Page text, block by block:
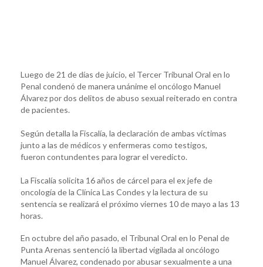
Luego de 21 de días de juicio, el Tercer Tribunal Oral en lo
Penal condenó de manera unánime el oncólogo Manuel
Álvarez por dos delitos de abuso sexual reiterado en contra
de pacientes.
Según detalla la Fiscalía, la declaración de ambas víctimas
junto a las de médicos y enfermeras como testigos,
fueron contundentes para lograr el veredicto.
La Fiscalía solicita 16 años de cárcel para el ex jefe de
oncología de la Clínica Las Condes y la lectura de su
sentencia se realizará el próximo viernes 10 de mayo a las 13
horas.
En octubre del año pasado, el Tribunal Oral en lo Penal de
Punta Arenas sentenció la libertad vigilada al oncólogo
Manuel Álvarez, condenado por abusar sexualmente a una